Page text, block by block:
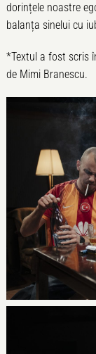
dorințele noastre
balanța sinelui cu
*Textul a fost scris
de Mimi Branescu.